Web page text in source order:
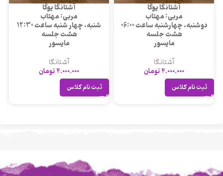
آشتانگا یوگا
مربی: مهتاب
دوشنبه، چهارشنبه ساعت 06:00
هشت جلسه
مایسور
آشتانگا
4.000.000تومان
ثبت نام کلاس
آشتانگا یوگا
مربی: مهتاب
شنبه، چهار شنبه ساعت 12:30
هشت جلسه
مایسور
آشتانگا
4.000.000تومان
ثبت نام کلاس